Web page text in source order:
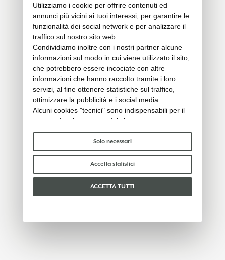
Utilizziamo i cookie per offrire contenuti ed
annunci più vicini ai tuoi interessi, per garantire le
funzionalità dei social network e per analizzare il
traffico sul nostro sito web.
Condividiamo inoltre con i nostri partner alcune
informazioni sul modo in cui viene utilizzato il sito,
che potrebbero essere incociate con altre
informazioni che hanno raccolto tramite i loro
servizi, al fine ottenere statistiche sul traffico,
ottimizzare la pubblicità e i social media.
Alcuni cookies "tecnici" sono indispensabili per il
corretto funzionamento del sito e non trattano o
condividono con terzi alcun dato personale. Per
saperne di più puoi consultare la nostra
policy.
Per favore, scegli quali cookie accettare:
Solo necessari
Accetta statistici
ACCETTA TUTTI